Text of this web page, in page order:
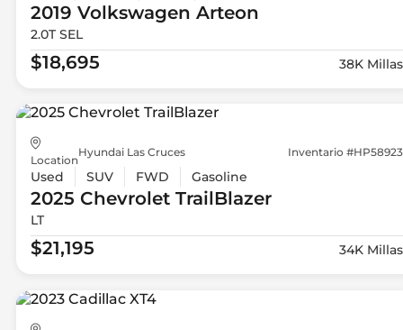
2019 Volkswagen Arteon
2.0T SEL
$18,695 38K Millas
Location
Hyundai Las Cruces Inventario #HP58923
Used SUV FWD Gasoline
2025 ChevroletTrailBlazer
LT
$21,195 34K Millas